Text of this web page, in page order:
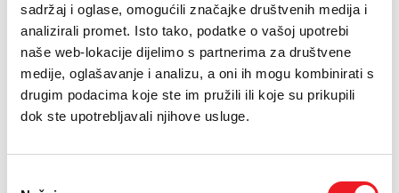
sadržaj i oglase, omogućili značajke društvenih medija i
analizirali promet. Isto tako, podatke o vašoj upotrebi
naše web-lokacije dijelimo s partnerima za društvene
medije, oglašavanje i analizu, a oni ih mogu kombinirati s
drugim podacima koje ste im pružili ili koje su prikupili
dok ste upotrebljavali njihove usluge.
VELEPRODAJA
KONTAKTI
MOJ PROFIL
E-RAČUN